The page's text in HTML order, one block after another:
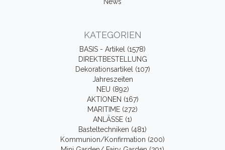
KATEGORIEN
BASIS - Artikel (1578)
DIREKTBESTELLUNG
Dekorationsartikel (107)
Jahreszeiten
NEU (892)
AKTIONEN (167)
MARITIME (272)
ANLÄSSE (1)
Basteltechniken (481)
Kommunion/Konfirmation (200)